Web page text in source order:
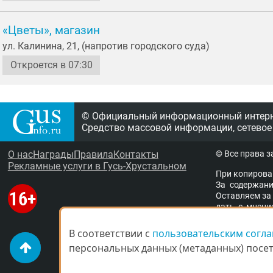
«Цветы», магазин
ул. Калинина, 21, (напротив городского суда)
Откроется в 07:30
© Официальный информационный
Средство массовой информации,
О насНаграды Правила Контакты
Рекламные услуги в Гусь-Хрустальном
© Все права
При
За
Остав­ля­ем
дать с
ще­ны
пре­тен­зии
В соответствии с пользовательским
персональных данных (метаданных)
В соответствии с пользовательским
персональных данных (метаданных)